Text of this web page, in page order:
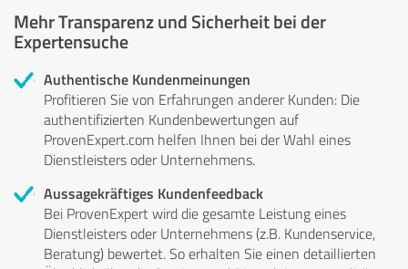
Mehr Transparenz und Sicherheit bei der
Expertensuche
Authentische Kundenmeinungen
Profitieren Sie von Erfahrungen anderer Kunden: Die
authentifizierten Kundenbewertungen auf
ProvenExpert.com helfen Ihnen bei der Wahl eines
Dienstleisters oder Unternehmens.
Aussagekräftiges Kundenfeedback
Bei ProvenExpert wird die gesamte Leistung eines
Dienstleisters oder Unternehmens (z.B. Kundenservice,
Beratung) bewertet. So erhalten Sie einen detaillierten